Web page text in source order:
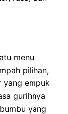
menu
pilihan,
yang empuk
gurihnya
yang